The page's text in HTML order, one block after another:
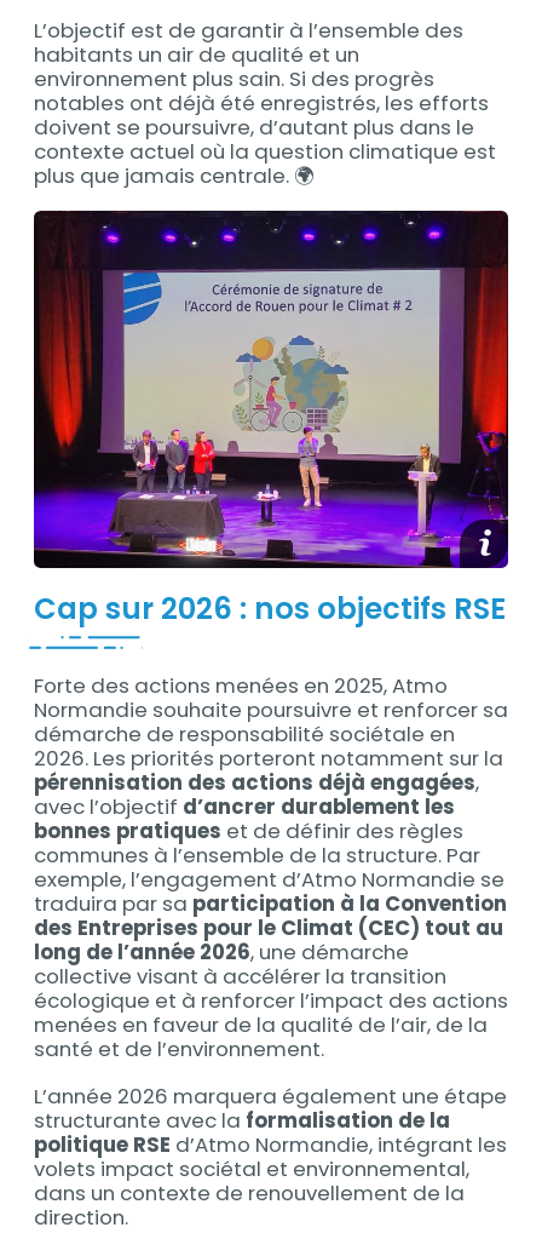
L’objectif est de garantir à l’ensemble des
habitants un air de qualité et un
environnement plus sain. Si des progrès
notables ont déjà été enregistrés, les efforts
doivent se poursuivre, d’autant plus dans le
contexte actuel où la question climatique est
plus que jamais centrale. 🌍
Cap sur 2026 : nos objectifs RSE
Contenu
Forte des actions menées en 2025, Atmo
Normandie souhaite poursuivre et renforcer sa
démarche de responsabilité sociétale en
2026. Les priorités porteront notamment sur la
pérennisation des actions déjà engagées,
avec l’objectif d’ancrer durablement les
bonnes pratiques et de définir des règles
communes à l’ensemble de la structure. Par
exemple, l’engagement d’Atmo Normandie se
traduira par sa participation à la Convention
des Entreprises pour le Climat (CEC) tout au
long de l’année 2026, une démarche
collective visant à accélérer la transition
écologique et à renforcer l’impact des actions
menées en faveur de la qualité de l’air, de la
santé et de l’environnement.
L’année 2026 marquera également une étape
structurante avec la formalisation de la
politique RSE d’Atmo Normandie, intégrant les
volets impact sociétal et environnemental,
dans un contexte de renouvellement de la
direction.